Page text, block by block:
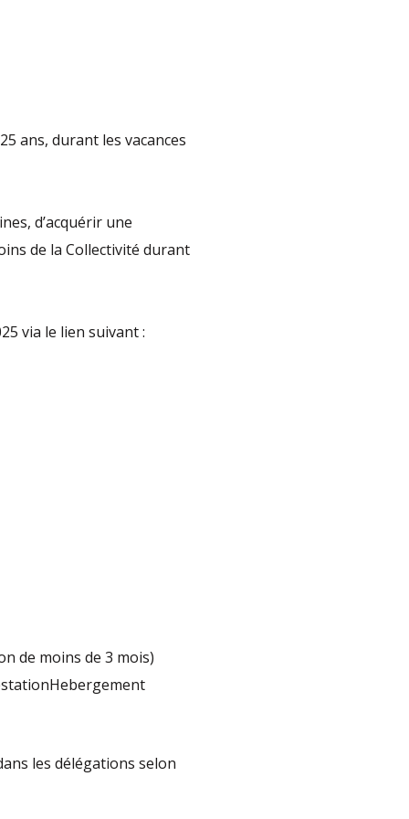
ans, durant les vacances
d’acquérir une
de la Collectivité durant
via le lien suivant :
de moins de 3 mois)
les délégations selon